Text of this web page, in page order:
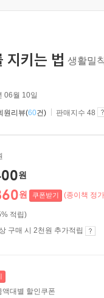
지키는 법 생활밀
06월 10일
원리뷰(60건) 판매지수 48
원
원 쿠폰받기 (종이책 정
적립)
구매 시 2천원 추가적립
액대별 할인쿠폰